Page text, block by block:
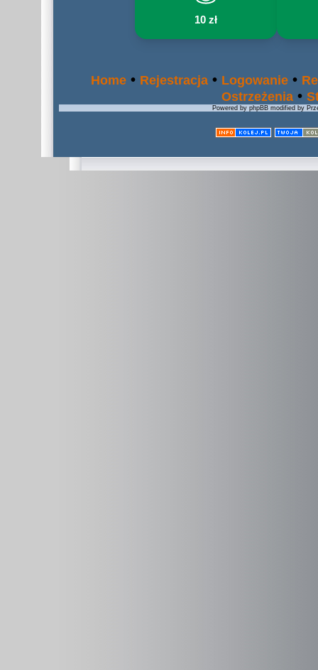
10 zł
Home • Rejestracja • Logowanie •
Ostrzeżenia •
Powered by phpBB modified by